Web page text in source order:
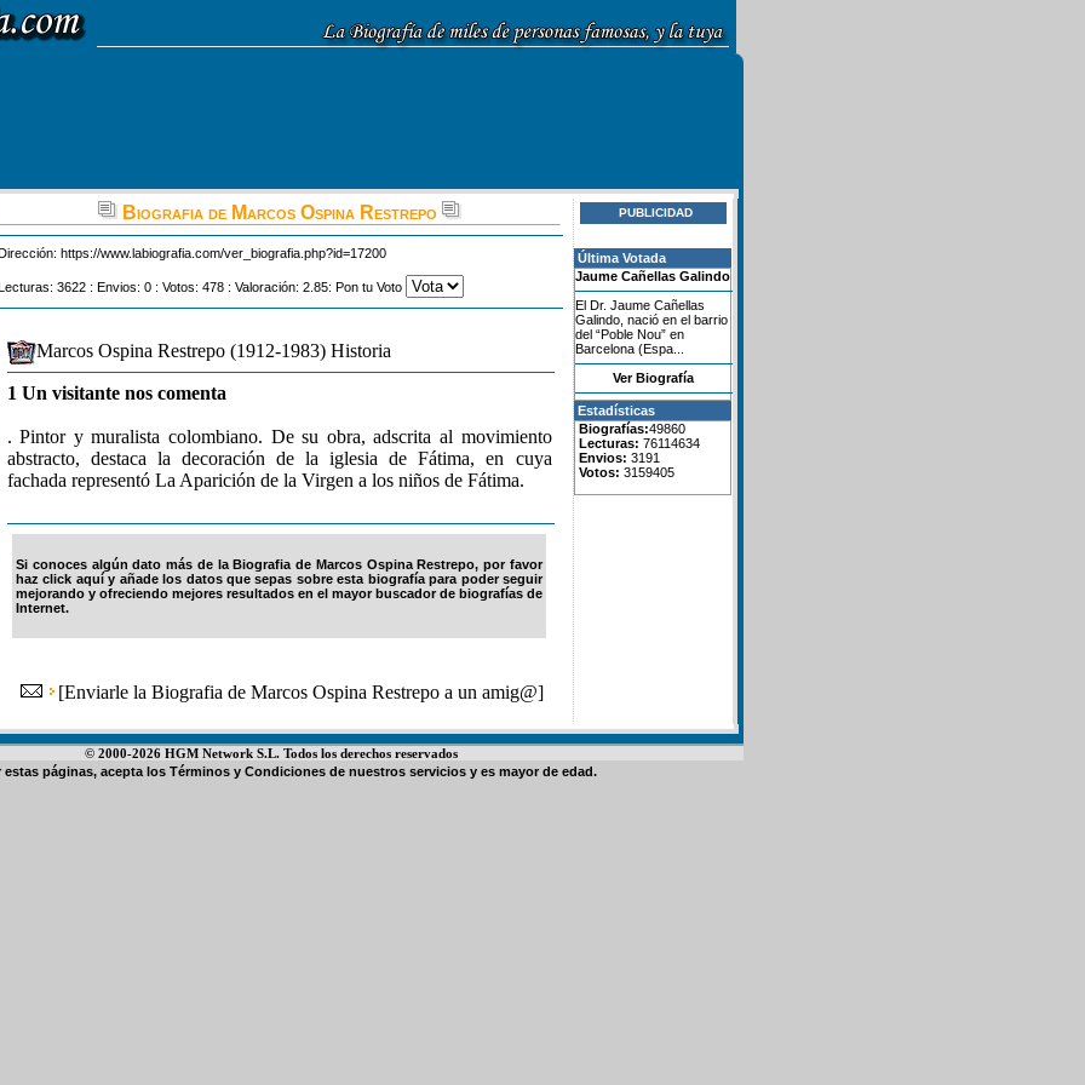
Biografia de Marcos Ospina Restrepo
https://www.labiografia.com/ver_biografia.php?id=17200
3622 : Envios: 0 : Votos: 478 : Valoración: 2.85: Pon tu Voto
Marcos Ospina Restrepo (1912-1983) Historia
1 Un visitante nos comenta
. Pintor y muralista colombiano. De su obra, adscrita al movimiento
abstracto, destaca la decoración de la iglesia de Fátima, en cuya
fachada representó La Aparición de la Virgen a los niños de Fátima.
Si conoces algún dato más de la Biografia de Marcos Ospina Restrepo, por favor
haz click aquí y añade los datos que sepas sobre esta biografía para poder seguir
mejorando y ofreciendo mejores resultados en el mayor buscador de biografías de
Internet.
[Enviarle la Biografia de Marcos Ospina Restrepo a un amig@]
PUBLICIDAD
Última Votada
Jaume Cañellas Galindo
El Dr. Jaume Cañellas
Galindo, nació en el barrio
del “Poble Nou” en
Barcelona (Espa...
Ver Biografía
Estadísticas
Biografías:49860
Lecturas: 76114634
Envios: 3191
Votos: 3159405
© 2000-2026 HGM Network S.L. Todos los derechos reservados
estas páginas, acepta los Términos y Condiciones de nuestros servicios y es mayor de edad.